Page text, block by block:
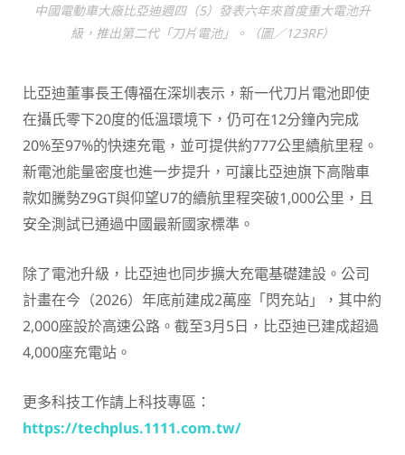
中國電動車大廠比亞迪週四（5）發表六年來首度重大電池升
級，推出第二代「刀片電池」。（圖／123RF）
比亞迪董事長王傳福在深圳表示，新一代刀片電池即使
在攝氏零下20度的低溫環境下，仍可在12分鐘內完成
20%至97%的快速充電，並可提供約777公里續航里程。
新電池能量密度也進一步提升，可讓比亞迪旗下高階車
款如騰勢Z9GT與仰望U7的續航里程突破1,000公里，且
安全測試已通過中國最新國家標準。
除了電池升級，比亞迪也同步擴大充電基礎建設。公司
計畫在今（2026）年底前建成2萬座「閃充站」，其中約
2,000座設於高速公路。截至3月5日，比亞迪已建成超過
4,000座充電站。
更多科技工作請上科技專區：
https://techplus.1111.com.tw/